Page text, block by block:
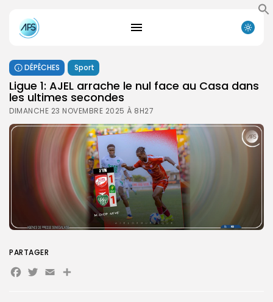
DÉPÊCHES Sport
Ligue 1: AJEL arrache le nul face au Casa dans
les ultimes secondes
DIMANCHE 23 NOVEMBRE 2025 À 8H27
PARTAGER
Facebook
Twitter
EmailPartager